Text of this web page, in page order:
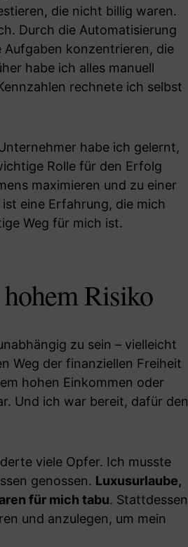
die nicht billig waren.
Durch die Automatisierung
konzentrieren, die
habe ich alles manuell
rechnete ich selbst
habe ich gelernt,
Rolle für den Erfolg
maximieren und zu einer
eine Erfahrung, die mich
Weg für mich ist.
Risiko
zu sein – vielleicht
Weg der finanziellen Freiheit
hohen Einkommen oder
Und ich war bereit, dafür den
viele Opfer. Ich musste
genossen. Luxusurlaube,
für mich tabu. Stattdessen
und anzulegen, um mein